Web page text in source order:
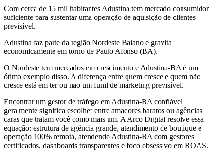
Com cerca de 15 mil habitantes Adustina tem mercado consumidor
suficiente para sustentar uma operação de aquisição de clientes
previsível.
Adustina faz parte da região Nordeste Baiano e gravita
economicamente em torno de Paulo Afonso (BA).
O Nordeste tem mercados em crescimento e Adustina-BA é um
ótimo exemplo disso. A diferença entre quem cresce e quem não
cresce está em ter ou não um funil de marketing previsível.
Encontrar um gestor de tráfego em Adustina-BA confiável
geralmente significa escolher entre amadores baratos ou agências
caras que tratam você como mais um. A Arco Digital resolve essa
equação: estrutura de agência grande, atendimento de boutique e
operação 100% remota, atendendo Adustina-BA com gestores
certificados, dashboards transparentes e foco obsessivo em ROAS.